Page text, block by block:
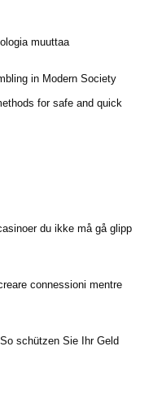
muuttaa
in Modern Society
for safe and quick
du ikke må gå glipp
connessioni mentre
schützen Sie Ihr Geld